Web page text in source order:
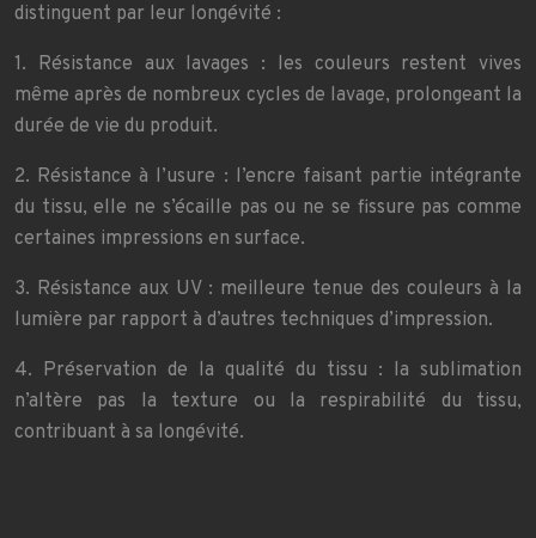
distinguent par leur longévité :
1. Résistance aux lavages : les couleurs restent vives
même après de nombreux cycles de lavage, prolongeant la
durée de vie du produit.
2. Résistance à l’usure : l’encre faisant partie intégrante
du tissu, elle ne s’écaille pas ou ne se fissure pas comme
certaines impressions en surface.
3. Résistance aux UV : meilleure tenue des couleurs à la
lumière par rapport à d’autres techniques d’impression.
4. Préservation de la qualité du tissu : la sublimation
n’altère pas la texture ou la respirabilité du tissu,
contribuant à sa longévité.